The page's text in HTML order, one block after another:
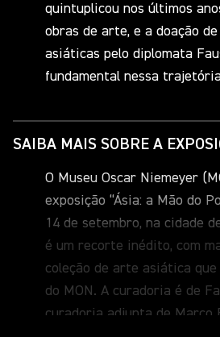
quintuplicou nos últimos
obras de arte, e a doação
asiáticas pelo diplomata
fundamental nessa
SAIBA MAIS SOBRE A
O Museu Oscar Niemeyer
exposição “Ásia: a Mão do
14 de setembro, na cidade
é um recorte inédito, com
coleção de arte asiática
do MON. A curadoria é de
curadoria adjunta de Marco